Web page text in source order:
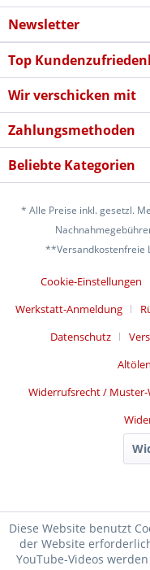
Newsletter
Top
Wir verschicken mit
Zahlungsmethoden
Beliebte Kategorien
* Alle Preise inkl. gesetzl.
**Versandkostenfreie
Cookie-Einstellungen
Werkstatt-Anmeldung
Datenschutz
Widerrufsrecht /
Diese Website benutzt
der Website
YouTube-Videos